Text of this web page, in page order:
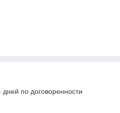
дней по договоренности